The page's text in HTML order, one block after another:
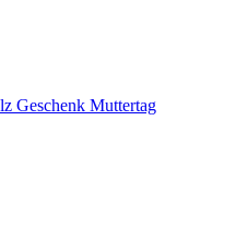
Geschenk Muttertag